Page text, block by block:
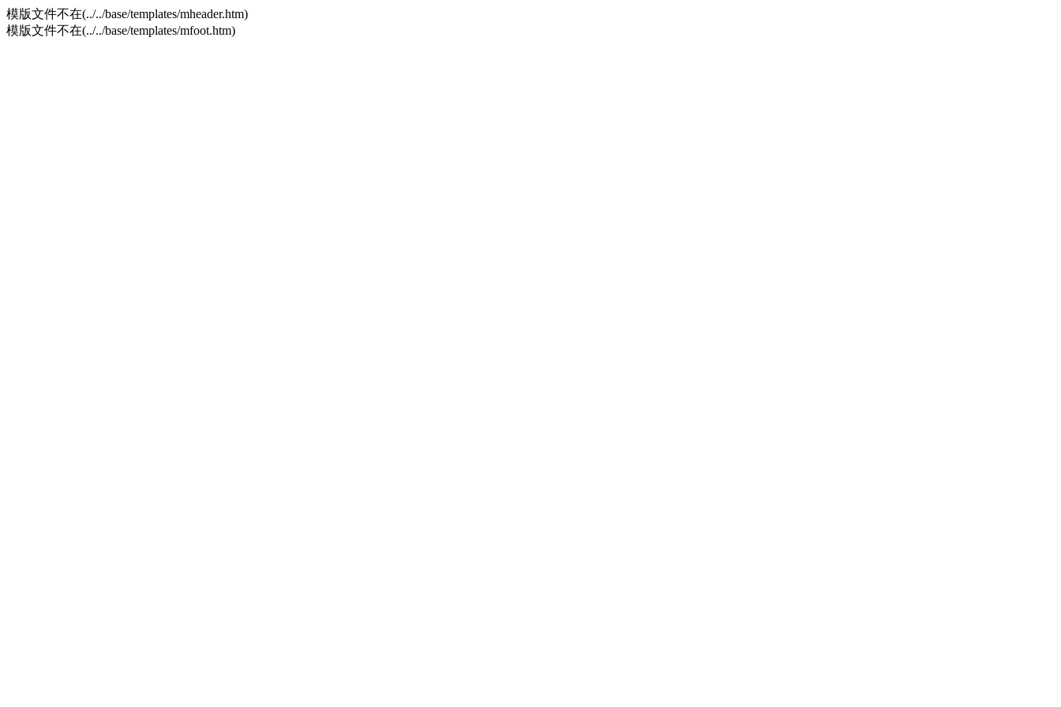
模版文件不在(../../base/templates/mheader.htm)
模版文件不在(../../base/templates/mfoot.htm)